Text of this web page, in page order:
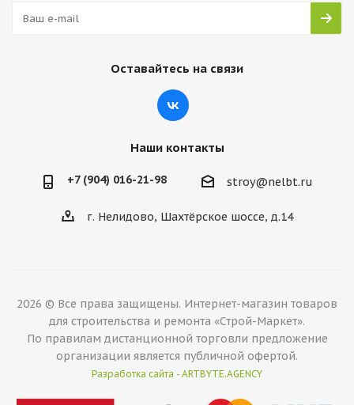
Оставайтесь на связи
Наши контакты
+7 (904) 016-21-98 stroy@nelbt.ru
г. Нелидово, Шахтёрское шоссе, д.14
2026 © Все права защищены. Интернет-магазин товаров
для строительства и ремонта «Строй-Маркет».
По правилам дистанционной торговли предложение
организации является публичной офертой.
Разработка сайта - ARTBYTE.AGENCY